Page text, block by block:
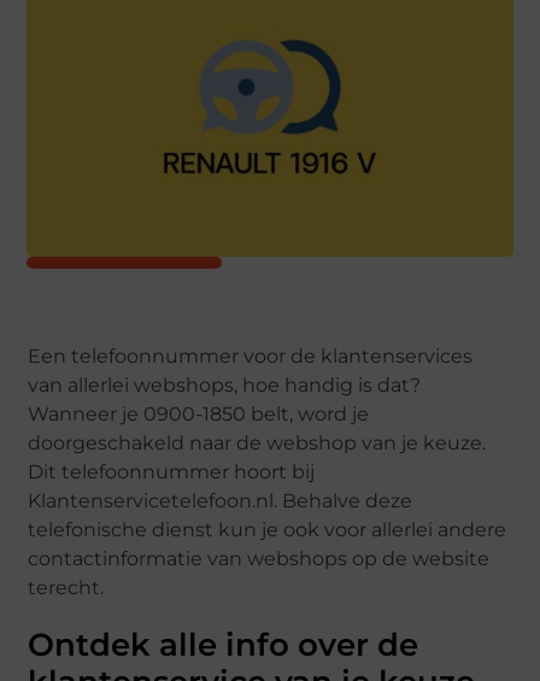
Een telefoonnummer voor de klantenservices
van allerlei webshops, hoe handig is dat?
Wanneer je 0900-1850 belt, word je
doorgeschakeld naar de webshop van je keuze.
Dit telefoonnummer hoort bij
Klantenservicetelefoon.nl. Behalve deze
telefonische dienst kun je ook voor allerlei andere
contactinformatie van webshops op de website
terecht.
Ontdek alle info over de